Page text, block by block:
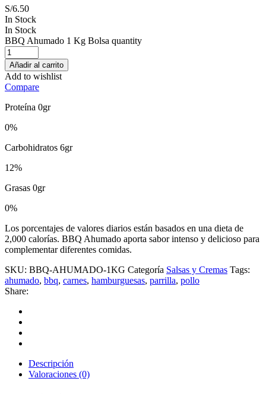
S/6.50
In Stock
In Stock
BBQ Ahumado 1 Kg Bolsa quantity
Añadir al carrito
Add to wishlist
Compare
Proteína 0gr
0%
Carbohidratos 6gr
12%
Grasas 0gr
0%
Los porcentajes de valores diarios están basados en una dieta de
2,000 calorías. BBQ Ahumado aporta sabor intenso y delicioso para
complementar diferentes comidas.
SKU: BBQ-AHUMADO-1KG Categoría Salsas y Cremas Tags:
ahumado, bbq, carnes, hamburguesas, parrilla, pollo
Share:
Descripción
Valoraciones (0)